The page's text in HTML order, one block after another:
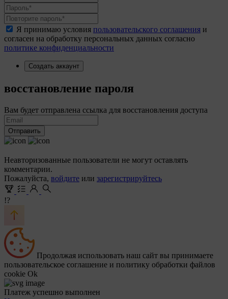
Я принимаю условия пользовательского соглашения и
согласен на обработку персональных данных согласно
политике конфиденциальности
Создать аккаунт
восстановление пароля
Вам будет отправлена ссылка для восстановления доступа
Отправить
Неавторизованные пользователи не могут оставлять
комментарии.
Пожалуйста, войдите или зарегистрируйтесь
!?
Продолжая использовать наш сайт вы принимаете
пользовательское соглашение и политику обработки файлов
cookie Ok
Платеж успешно выполнен